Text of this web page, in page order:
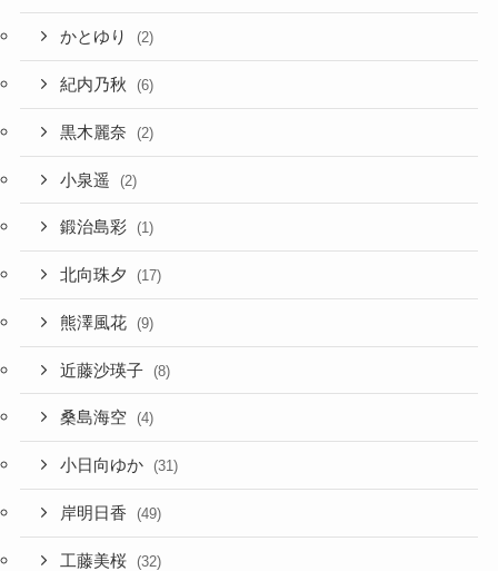
かとゆり (2)
紀内乃秋 (6)
黒木麗奈 (2)
小泉遥 (2)
鍛治島彩 (1)
北向珠夕 (17)
熊澤風花 (9)
近藤沙瑛子 (8)
桑島海空 (4)
小日向ゆか (31)
岸明日香 (49)
工藤美桜 (32)